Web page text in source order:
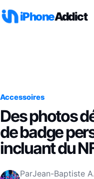
iPhoneAddict
Accessoires
Des photos
de badge
incluant du
ParJean-Baptiste A.